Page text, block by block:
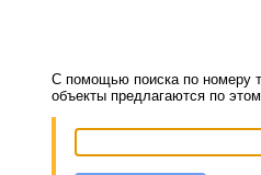
С помощью поиска по номеру
объекты предлагаются по